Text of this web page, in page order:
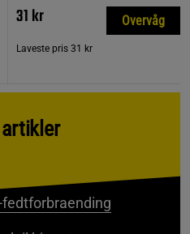
31 kr
Laveste pris 31 kr
Overvåg
artikler